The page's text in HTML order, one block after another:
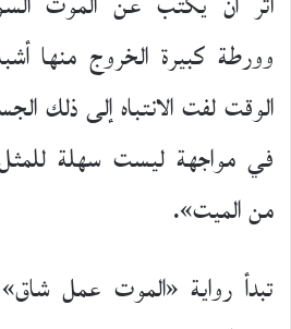
وورطة كبيرة الخروج منها
الوقت لفت الانتباه إلى ذلك
في مواجهة ليست سهلة
من الميت».
تبدأ رواية «الموت عمل